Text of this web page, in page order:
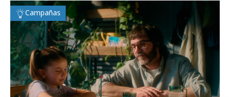
Campañas